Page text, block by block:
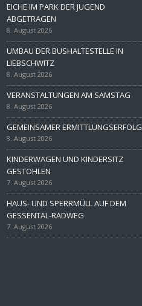
EICHE IM PARK DER JUGEND
ABGETRAGEN
8. August 2026
UMBAU DER BUSHALTESTELLE IN
LIEBSCHWITZ
8. August 2026
VERANSTALTUNGEN AM SAMSTAG
8. August 2026
GEMEINSAMER ERMITTLUNGSERFOLG
8. August 2026
KINDERWAGEN UND KINDERSITZ
GESTOHLEN
7. August 2026
HAUS- UND SPERRMÜLL AUF DEM
GESSENTAL-RADWEG
7. August 2026